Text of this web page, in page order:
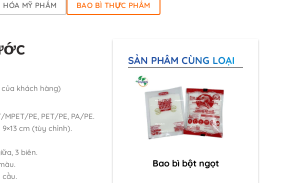
HÓA MỸ PHẨM BAO BÌ THỰC PHẨM
khách hàng)
MPET/PE, PET/PE, PA/PE.
9×13 cm (tùy chỉnh).
3 biên.
SẢN PHẨM CÙNG LOẠI
Bao bì bột ngọt